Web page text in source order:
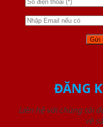
ĐĂNG
Liên hệ với chúng tôi
về